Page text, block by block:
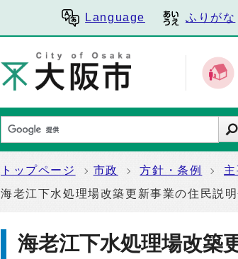
Language ふりがな
トップページ 市政 方針・条例
海老江下水処理場改築更新事業の住民説
海老江下水処理場改築